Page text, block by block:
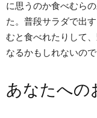
に思うのか食べむら
た。普段サラダで出
むと食べれたりして
なるかもしれないの
あなたへの